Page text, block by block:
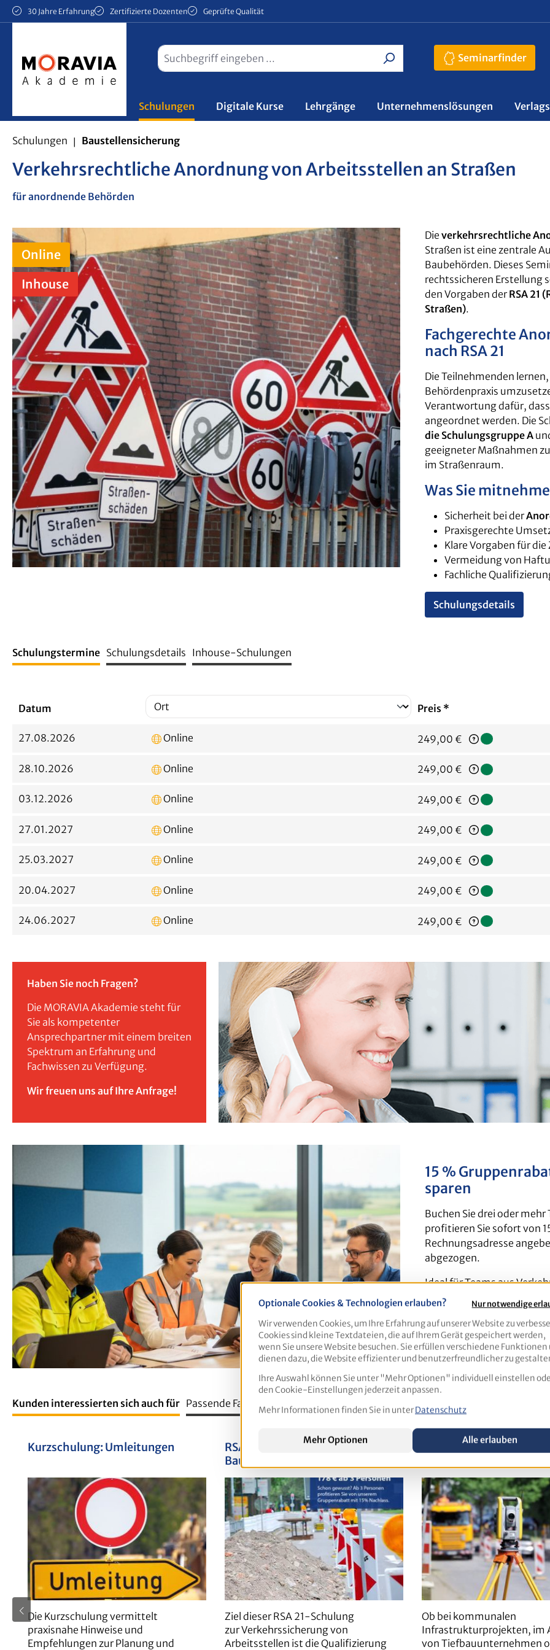
Hauptinhalt springen
Zur Suche springen
Zur Hauptnavigation springen
30 Jahre Erfahrung Zertifizierte Dozenten Geprüfte Qualität
Seminarfinder
Schulungen Digitale Kurse Lehrgänge Unternehmenslösungen
Schulungen Baustellensicherung
Verkehrsrechtliche Anordnung von Arbeitsstellen an Straßen
für anordnende Behörden
Online
Inhouse
Die verkehrsrechtliche
Straßen ist eine zentrale
Baubehörden. Dieses
rechtssicheren Erstellung
den Vorgaben derRSA 21
Straßen).
Fachgerechte
nach RSA 21
Die Teilnehmenden
Behördenpraxis
Verantwortung dafür,
angeordnet werden. Die
die Schulungsgruppe A
geeigneter Maßnahmen
im Straßenraum.
Was Sie
Sicherheit bei der
Praxisgerechte
Klare Vorgaben für
Vermeidung von
Fachliche
Schulungsdetails
Schulungstermine Schulungsdetails Inhouse-Schulungen
Datum Preis *
27.08.2026 Online Regulärer Preis:
249,00 €
28.10.2026 Online Regulärer Preis:
249,00 €
03.12.2026 Online Regulärer Preis:
249,00 €
27.01.2027 Online Regulärer Preis:
249,00 €
25.03.2027 Online Regulärer Preis:
249,00 €
20.04.2027 Online Regulärer Preis:
249,00 €
24.06.2027 Online Regulärer Preis:
249,00 €
Haben Sie noch Fragen?
Die MORAVIA Akademie steht für
Sie als kompetenter
Ansprechpartner mit einem breiten
Spektrum an Erfahrung und
Fachwissen zu Verfügung.
Wir freuen uns auf Ihre Anfrage!
15 %
sparen
Buchen Sie drei oder
profitieren Sie sofort von
Rechnungsadresse
abgezogen.
Ideal für Teams aus
Behörden/Verwaltung,
Qualifizieren Sie
Organisationsaufwand
Jetzt anmelden, Plätze
Kunden interessierten sich auch für Passende Fachliteratur
Kurzschulung: Umleitungen
Die Kurzschulung vermittelt
praxisnahe Hinweise und
Empfehlungen zur Planung und
RSA Schulung:
Baustellensicherung an Straßen
nach MVAS 99 (1-tägig)
Ziel dieser RSA 21-Schulung
zur Verkehrssicherung von
Arbeitsstellen ist die Qualifizierung
Sicherung von
öffentlichen
Ob bei kommunalen
Infrastrukturprojekten, im
von Tiefbauunternehmen
Nur notwendige
Optionale Cookies & Technologien erlauben?
Wir verwenden Cookies, um Ihre Erfahrung auf unserer Website zu
Cookies sind kleine Textdateien, die auf Ihrem Gerät gespeichert werden,
wenn Sie unsere Website besuchen. Sie erfüllen verschiedene Funktionen
dienen dazu, die Website effizienter und benutzerfreundlicher zu
Ihre Auswahl können Sie unter "Mehr Optionen" individuell einstellen
den Cookie-Einstellungen jederzeit anpassen.
Mehr Informationen finden Sie in unterDatenschutz
Mehr Optionen Alle erlauben